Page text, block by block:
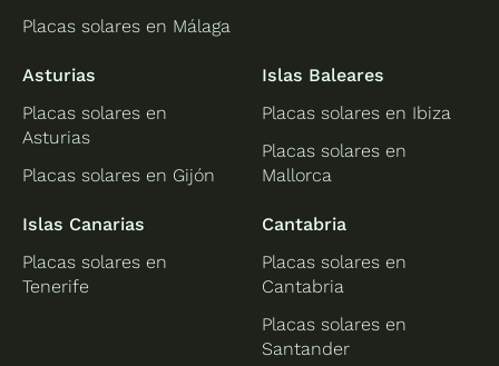
Placas solares en Málaga
Asturias
Placas solares en
Asturias
Placas solares en Gijón
Islas Baleares
Placas solares en Ibiza
Placas solares en
Mallorca
Islas Canarias
Placas solares en
Tenerife
Cantabria
Placas solares en
Cantabria
Placas solares en
Santander